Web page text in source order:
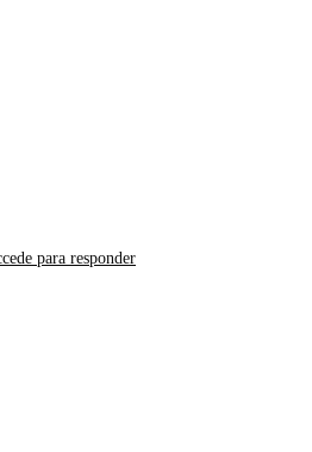
para responder